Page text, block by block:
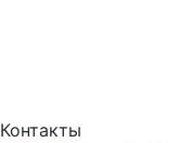
Контакты